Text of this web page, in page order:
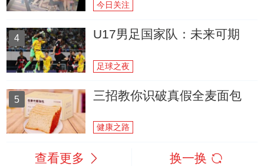
今日关注
4 U17男足国家队：未来可期
足球之夜
5 三招教你识破真假全麦面包
健康之路
查看更多 换一换